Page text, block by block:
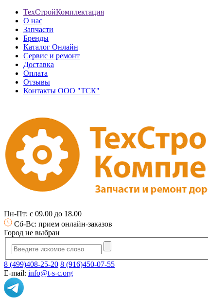
ТехСтройКомплектация
О нас
Запчасти
Бренды
Каталог Онлайн
Сервис и ремонт
Доставка
Оплата
Отзывы
Контакты ООО "ТСК"
Пн-Пт: с 09.00 до 18.00
Сб-Вс: прием онлайн-заказов
Город не выбран
8 (499)408-25-20 8 (916)450-07-55
E-mail: info@t-s-c.org